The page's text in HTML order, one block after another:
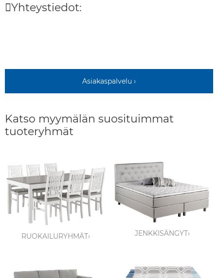
Yhteystiedot:
Asiakaspalvelu ›
Katso myymälän suosituimmat
tuoteryhmät
RUOKAILURYHMÄT› JENKKISÄNGYT›